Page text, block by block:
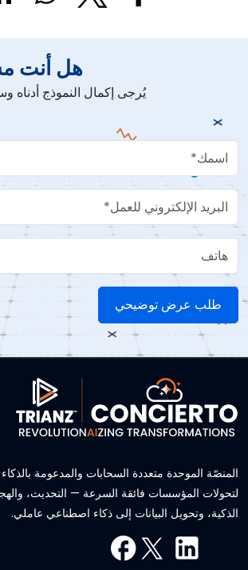
هل أنت
يُرجى إكمال النموذج أدناه
Your Name
Work Email
هاتف
المنصّة الموحدة متعددة السحابات والمدعومة
لتحولات المؤسسات فائقة السرعة — التحديث،
الذكية، وتحويل البيانات إلى ذكاء اصطناعي عاملي.